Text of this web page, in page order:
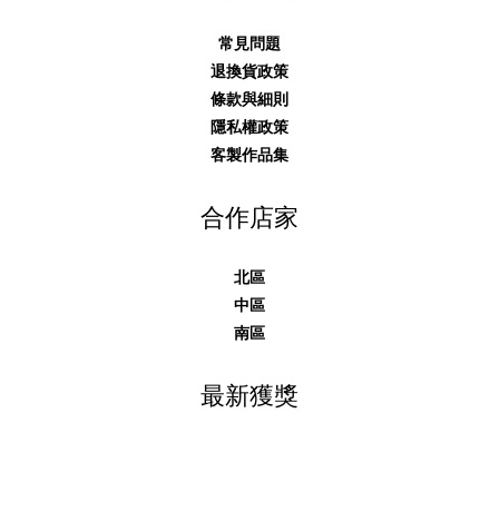
常見問題
退換貨政策
條款與細則
隱私權政策
客製作品集
合作店家
北區
中區
南區
最新獲獎